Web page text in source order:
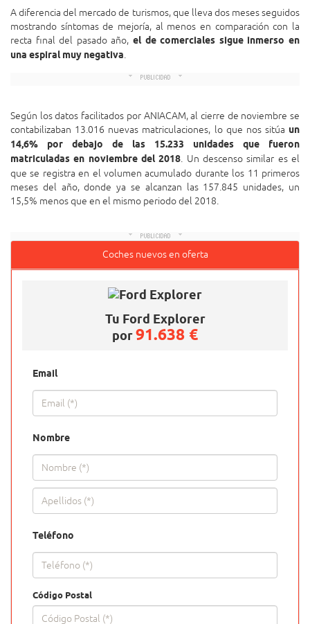
A diferencia del mercado de turismos, que lleva dos meses seguidos
mostrando síntomas de mejoría, al menos en comparación con la
recta final del pasado año, el de comerciales sigue inmerso en
una espiral muy negativa.
Según los datos facilitados por ANIACAM, al cierre de noviembre se
contabilizaban 13.016 nuevas matriculaciones, lo que nos sitúa un
14,6% por debajo de las 15.233 unidades que fueron
matriculadas en noviembre del 2018. Un descenso similar es el
que se registra en el volumen acumulado durante los 11 primeros
meses del año, donde ya se alcanzan las 157.845 unidades, un
15,5% menos que en el mismo periodo del 2018.
Coches nuevos en oferta
Tu Ford Explorer
por91.638 €
Email
Nombre
Teléfono
Código Postal